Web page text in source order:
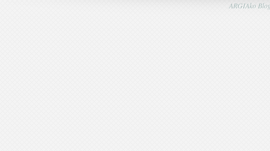
ARGIAko